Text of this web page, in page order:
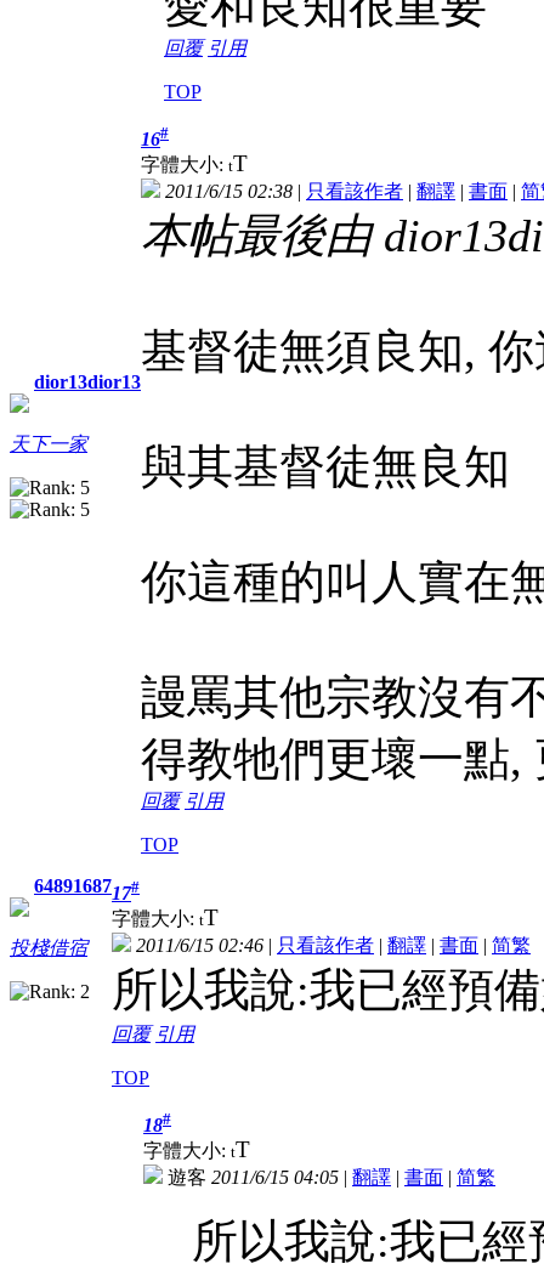
回覆 引用
TOP
dior13dior13
天下一家
16#
字體大小: tT
2011/6/15 02:38 | 只看該作者 | 翻譯 | 書面 | 简
本帖最後由
基督徒無須良知,
與其基督徒無良知
你這種的叫人實在
謾罵其他宗教沒有
得教牠們更壞一點,
回覆 引用
TOP
64891687
投棧借宿
17#
字體大小: tT
2011/6/15 02:46 | 只看該作者 | 翻譯 | 書面 | 简繁
所以我說:我已經預
回覆 引用
TOP
18#
字體大小: tT
遊客 2011/6/15 04:05 | 翻譯 | 書面 | 简繁
所以我說:我已